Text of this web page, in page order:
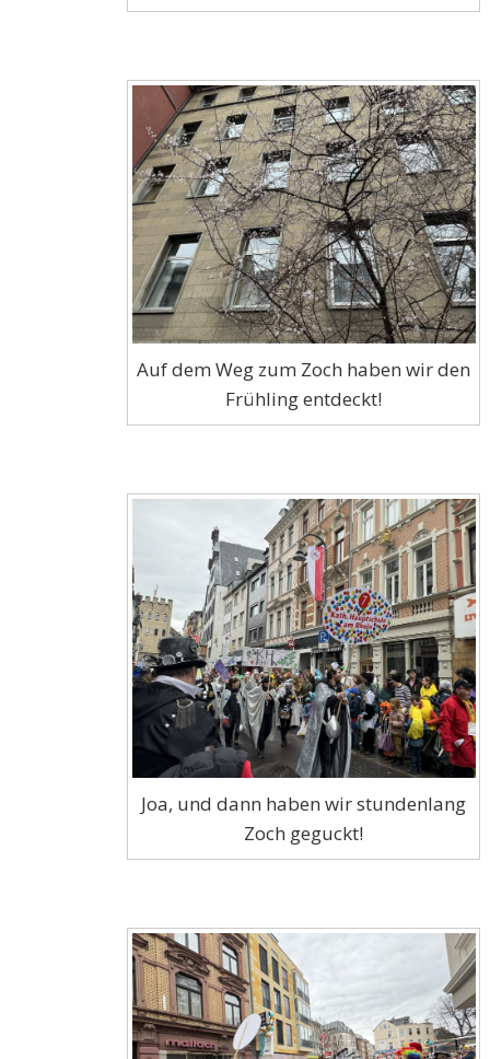
Auf dem Weg zum Zoch haben wir den
Frühling entdeckt!
Joa, und dann haben wir stundenlang
Zoch geguckt!